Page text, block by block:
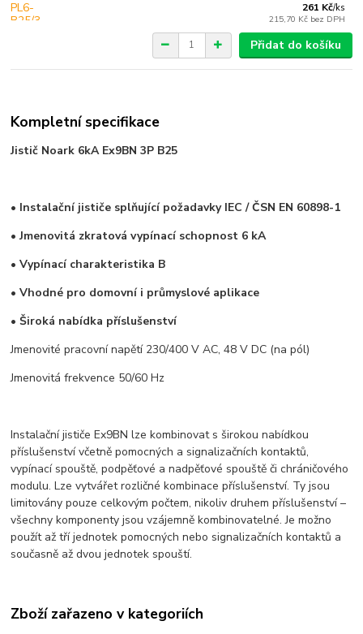
261 Kč/ks
215,70 Kč bez DPH
Přidat do košíku
Kompletní specifikace
Jistič Noark 6kA Ex9BN 3P B25
• Instalační jističe splňující požadavky IEC / ČSN EN 60898-1
• Jmenovitá zkratová vypínací schopnost 6 kA
• Vypínací charakteristika B
• Vhodné pro domovní i průmyslové aplikace
• Široká nabídka příslušenství
Jmenovité pracovní napětí 230/400 V AC, 48 V DC (na pól)
Jmenovitá frekvence 50/60 Hz
Instalační jističe Ex9BN lze kombinovat s širokou nabídkou
příslušenství včetně pomocných a signalizačních kontaktů,
vypínací spouště, podpěťové a nadpěťové spouště či chráničového
modulu. Lze vytvářet rozličné kombinace příslušenství. Ty jsou
limitovány pouze celkovým počtem, nikoliv druhem příslušenství –
všechny komponenty jsou vzájemně kombinovatelné. Je možno
použít až tří jednotek pomocných nebo signalizačních kontaktů a
současně až dvou jednotek spouští.
Zboží zařazeno v kategoriích